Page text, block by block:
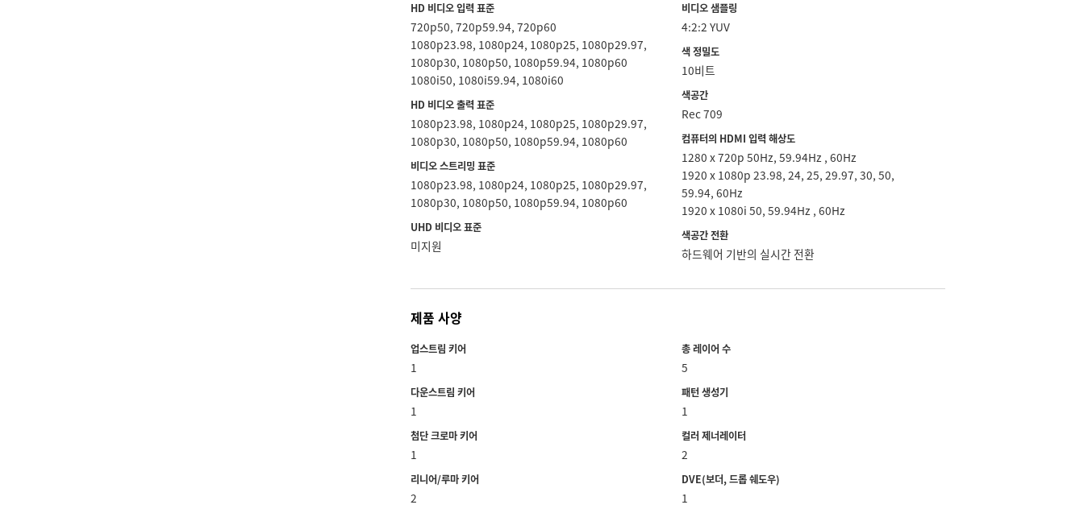
HD 비디오 입력 표준
720p50, 720p59.94, 720p60
1080p23.98, 1080p24, 1080p25, 1080p29.97,
1080p30, 1080p50, 1080p59.94, 1080p60
1080i50, 1080i59.94, 1080i60
HD 비디오 출력 표준
1080p23.98, 1080p24, 1080p25, 1080p29.97,
1080p30, 1080p50, 1080p59.94, 1080p60
비디오 스트리밍 표준
1080p23.98, 1080p24, 1080p25, 1080p29.97,
1080p30, 1080p50, 1080p59.94, 1080p60
UHD 비디오 표준
미지원
비디오 샘플링
4:2:2 YUV
색 정밀도
10비트
색공간
Rec 709
컴퓨터의 HDMI 입력 해상도
1280 x 720p 50Hz, 59.94Hz , 60Hz
1920 x 1080p 23.98, 24, 25, 29.97, 30, 50,
59.94, 60Hz
1920 x 1080i 50, 59.94Hz , 60Hz
색공간 전환
하드웨어 기반의 실시간 전환
제품 사양
업스트림 키어
1
다운스트림 키어
1
첨단 크로마 키어
1
리니어/루마 키어
2
총 레이어 수
5
패턴 생성기
1
컬러 제너레이터
2
DVE(보더, 드롭 쉐도우)
1